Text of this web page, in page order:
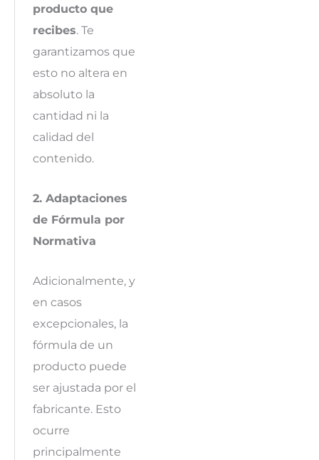
producto que
recibes. Te
garantizamos que
esto no altera en
absoluto la
cantidad ni la
calidad del
contenido.
2. Adaptaciones
de Fórmula por
Normativa
Adicionalmente, y
en casos
excepcionales, la
fórmula de un
producto puede
ser ajustada por el
fabricante. Esto
ocurre
principalmente